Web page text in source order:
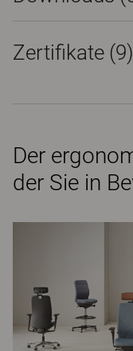
Zertifikate (9)
Der
der Sie in